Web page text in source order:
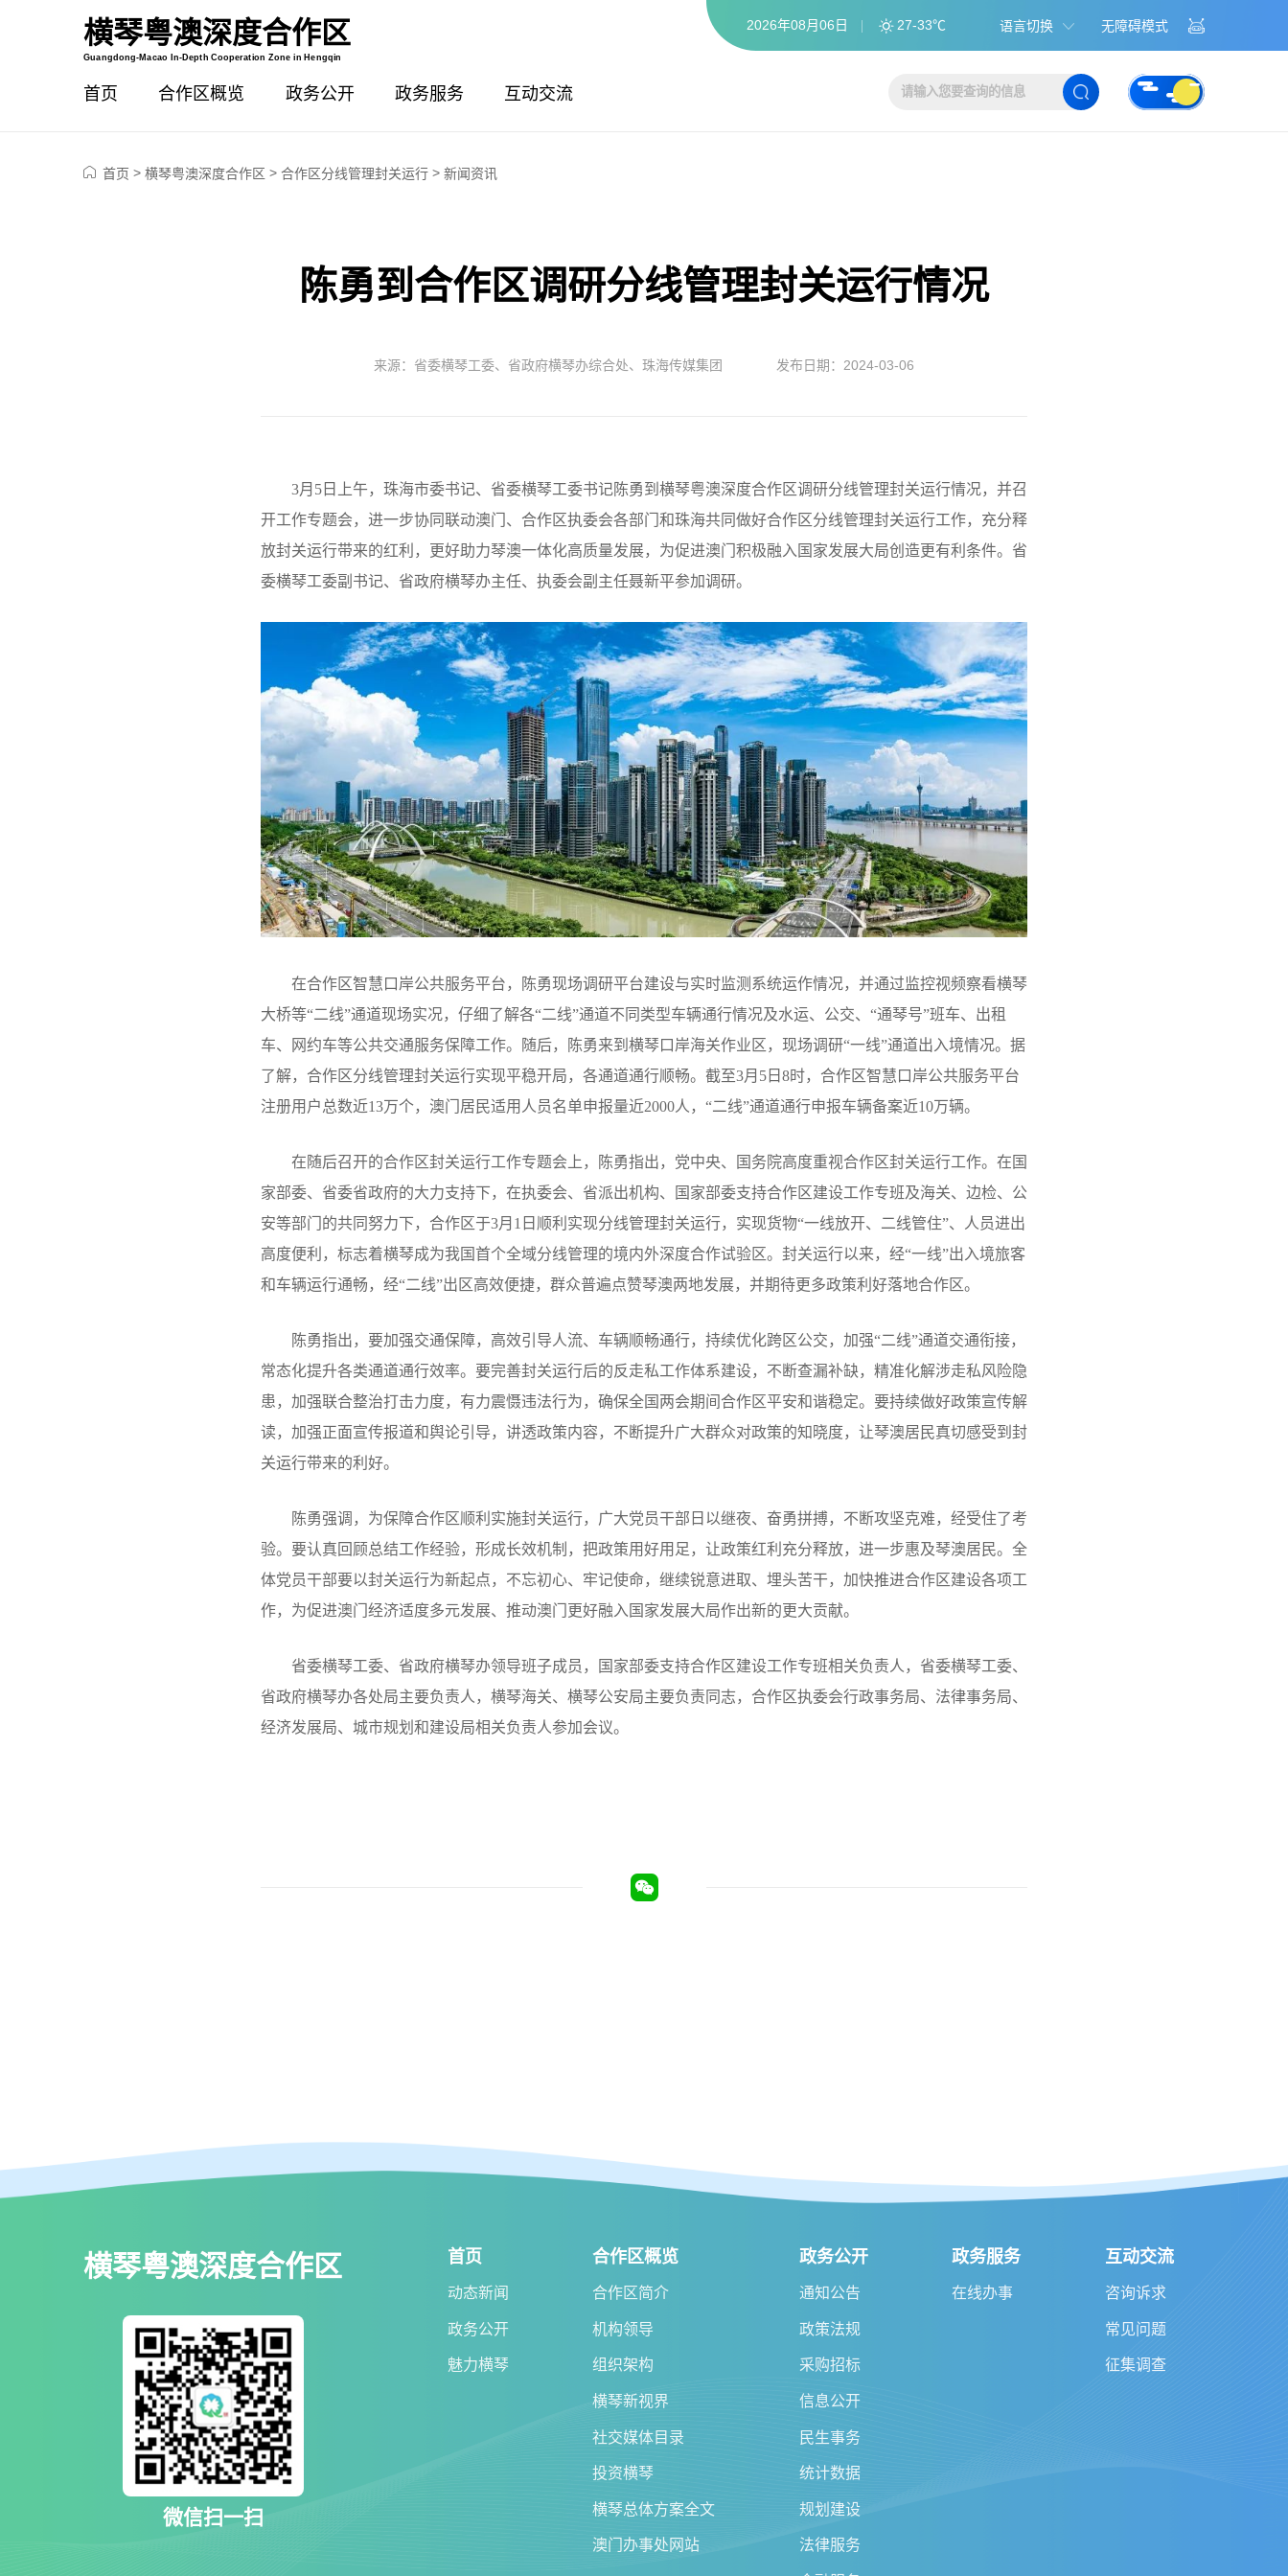
横琴粤澳深度合作区
Guangdong-Macao In-Depth Cooperation Zone in Hengqin
2026年08月06日 27-33℃ 语言切换 无障碍模式
智能问答
首页 合作区概览 政务公开 政务服务 互动交流
首页 > 横琴粤澳深度合作区 > 合作区分线管理封关运行 > 新闻资讯
陈勇到合作区调研分线管理封关运行情况
来源：省委横琴工委、省政府横琴办综合处、珠海传媒集团 发布日期：2024-03-06
3月5日上午，珠海市委书记、省委横琴工委书记陈勇到横琴粤澳深度合作区调研分线管理封关运行情况，并召
开工作专题会，进一步协同联动澳门、合作区执委会各部门和珠海共同做好合作区分线管理封关运行工作，充分释
放封关运行带来的红利，更好助力琴澳一体化高质量发展，为促进澳门积极融入国家发展大局创造更有利条件。省
委横琴工委副书记、省政府横琴办主任、执委会副主任聂新平参加调研。
在合作区智慧口岸公共服务平台，陈勇现场调研平台建设与实时监测系统运作情况，并通过监控视频察看横琴
大桥等“二线”通道现场实况，仔细了解各“二线”通道不同类型车辆通行情况及水运、公交、“通琴号”班车、出租
车、网约车等公共交通服务保障工作。随后，陈勇来到横琴口岸海关作业区，现场调研“一线”通道出入境情况。据
了解，合作区分线管理封关运行实现平稳开局，各通道通行顺畅。截至3月5日8时，合作区智慧口岸公共服务平台
注册用户总数近13万个，澳门居民适用人员名单申报量近2000人，“二线”通道通行申报车辆备案近10万辆。
在随后召开的合作区封关运行工作专题会上，陈勇指出，党中央、国务院高度重视合作区封关运行工作。在国
家部委、省委省政府的大力支持下，在执委会、省派出机构、国家部委支持合作区建设工作专班及海关、边检、公
安等部门的共同努力下，合作区于3月1日顺利实现分线管理封关运行，实现货物“一线放开、二线管住”、人员进出
高度便利，标志着横琴成为我国首个全域分线管理的境内外深度合作试验区。封关运行以来，经“一线”出入境旅客
和车辆运行通畅，经“二线”出区高效便捷，群众普遍点赞琴澳两地发展，并期待更多政策利好落地合作区。
陈勇指出，要加强交通保障，高效引导人流、车辆顺畅通行，持续优化跨区公交，加强“二线”通道交通衔接，
常态化提升各类通道通行效率。要完善封关运行后的反走私工作体系建设，不断查漏补缺，精准化解涉走私风险隐
患，加强联合整治打击力度，有力震慑违法行为，确保全国两会期间合作区平安和谐稳定。要持续做好政策宣传解
读，加强正面宣传报道和舆论引导，讲透政策内容，不断提升广大群众对政策的知晓度，让琴澳居民真切感受到封
关运行带来的利好。
陈勇强调，为保障合作区顺利实施封关运行，广大党员干部日以继夜、奋勇拼搏，不断攻坚克难，经受住了考
验。要认真回顾总结工作经验，形成长效机制，把政策用好用足，让政策红利充分释放，进一步惠及琴澳居民。全
体党员干部要以封关运行为新起点，不忘初心、牢记使命，继续锐意进取、埋头苦干，加快推进合作区建设各项工
作，为促进澳门经济适度多元发展、推动澳门更好融入国家发展大局作出新的更大贡献。
省委横琴工委、省政府横琴办领导班子成员，国家部委支持合作区建设工作专班相关负责人，省委横琴工委、
省政府横琴办各处局主要负责人，横琴海关、横琴公安局主要负责同志，合作区执委会行政事务局、法律事务局、
经济发展局、城市规划和建设局相关负责人参加会议。
横琴粤澳深度合作区
微信扫一扫
首页
动态新闻
政务公开
魅力横琴
合作区概览
合作区简介
机构领导
组织架构
横琴新视界
社交媒体目录
投资横琴
横琴总体方案全文
澳门办事处网站
政务公开
通知公告
政策法规
采购招标
信息公开
民生事务
统计数据
规划建设
法律服务
政务服务
在线办事
互动交流
咨询诉求
常见问题
征集调查